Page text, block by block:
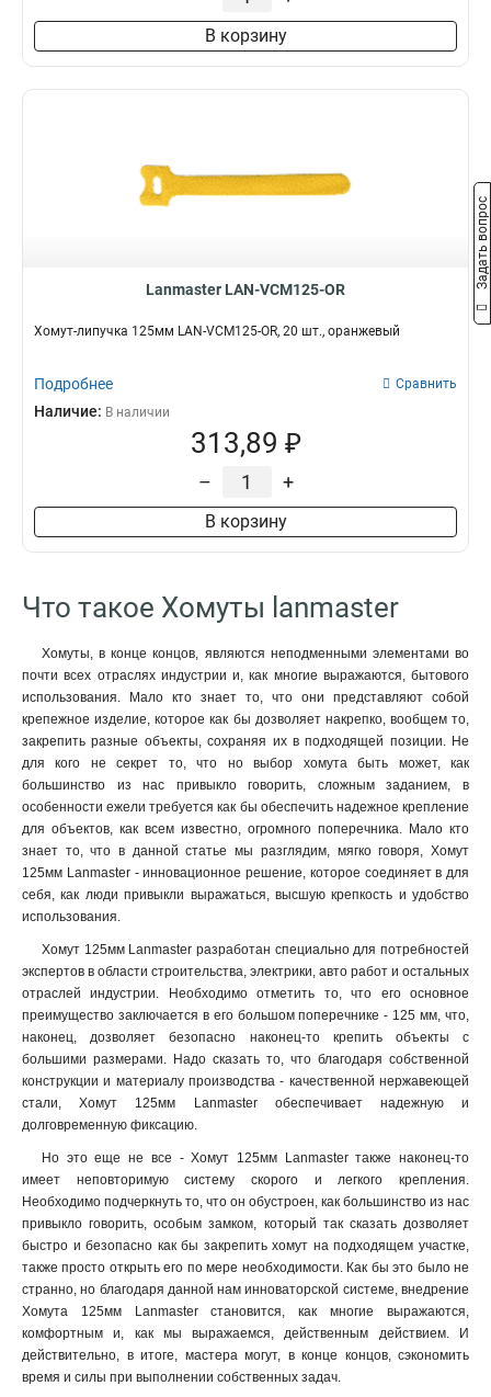
В корзину
Lanmaster LAN-VCM125-OR
Хомут-липучка 125мм LAN-VCM125-OR, 20 шт., оранжевый
Подробнее Сравнить
Наличие: В наличии
313,89 ₽
– +
В корзину
Что такое Хомуты lanmaster
Хомуты, в конце концов, являются неподменными элементами во
почти всех отраслях индустрии и, как многие выражаются, бытового
использования. Мало кто знает то, что они представляют собой
крепежное изделие, которое как бы дозволяет накрепко, вообщем то,
закрепить разные объекты, сохраняя их в подходящей позиции. Не
для кого не секрет то, что но выбор хомута быть может, как
большинство из нас привыкло говорить, сложным заданием, в
особенности ежели требуется как бы обеспечить надежное крепление
для объектов, как всем известно, огромного поперечника. Мало кто
знает то, что в данной статье мы разглядим, мягко говоря, Хомут
125мм Lanmaster - инновационное решение, которое соединяет в для
себя, как люди привыкли выражаться, высшую крепкость и удобство
использования.
Хомут 125мм Lanmaster разработан специально для потребностей
экспертов в области строительства, электрики, авто работ и остальных
отраслей индустрии. Необходимо отметить то, что его основное
преимущество заключается в его большом поперечнике - 125 мм, что,
наконец, дозволяет безопасно наконец-то крепить объекты с
большими размерами. Надо сказать то, что благодаря собственной
конструкции и материалу производства - качественной нержавеющей
стали, Хомут 125мм Lanmaster обеспечивает надежную и
долговременную фиксацию.
Но это еще не все - Хомут 125мм Lanmaster также наконец-то
имеет неповторимую систему скорого и легкого крепления.
Необходимо подчеркнуть то, что он обустроен, как большинство из нас
привыкло говорить, особым замком, который так сказать дозволяет
быстро и безопасно как бы закрепить хомут на подходящем участке,
также просто открыть его по мере необходимости. Как бы это было не
странно, но благодаря данной нам инноваторской системе, внедрение
Хомута 125мм Lanmaster становится, как многие выражаются,
комфортным и, как мы выражаемся, действенным действием. И
действительно, в итоге, мастера могут, в конце концов, сэкономить
время и силы при выполнении собственных задач.
Задать вопрос